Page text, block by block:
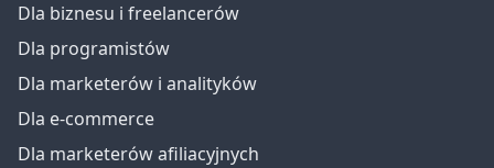
Dla biznesu i freelancerów
Dla programistów
Dla marketerów i analityków
Dla e-commerce
Dla marketerów afiliacyjnych